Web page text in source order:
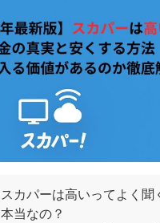
スカパーは高いってよく聞
本当なの？